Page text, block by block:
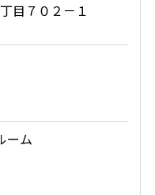
目７０２－１
ーム